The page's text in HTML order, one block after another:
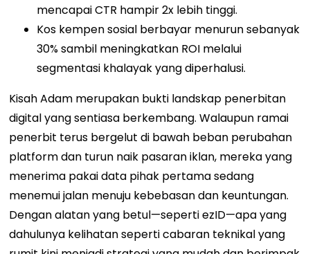
mencapai CTR hampir 2x lebih tinggi.
Kos kempen sosial berbayar menurun sebanyak
30% sambil meningkatkan ROI melalui
segmentasi khalayak yang diperhalusi.
Kisah Adam merupakan bukti landskap penerbitan
digital yang sentiasa berkembang. Walaupun ramai
penerbit terus bergelut di bawah beban perubahan
platform dan turun naik pasaran iklan, mereka yang
menerima pakai data pihak pertama sedang
menemui jalan menuju kebebasan dan keuntungan.
Dengan alatan yang betul—seperti ezID—apa yang
dahulunya kelihatan seperti cabaran teknikal yang